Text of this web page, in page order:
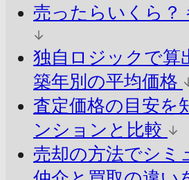
売ったらいくら？
独自ロジックで算
築年別の平均価格
査定価格の目安を
ンションと比較
売却の方法でシミ